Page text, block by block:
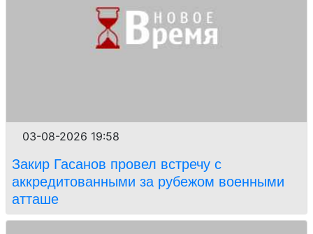
03-08-2026 19:58
Закир Гасанов провел встречу с
аккредитованными за рубежом военными
атташе